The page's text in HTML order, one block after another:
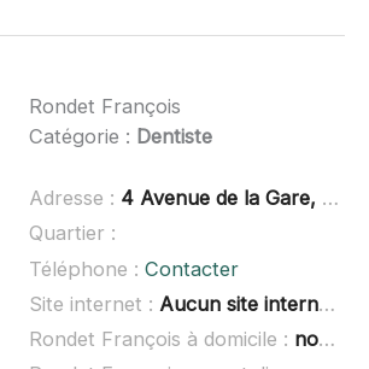
Rondet François
Catégorie : Dentiste
Adresse : 4 Avenue de la Gare, 31210 Gourdan-Polignan
Quartier :
Téléphone : Contacter
Site internet : Aucun site internet connu
Rondet François à domicile : non renseigné